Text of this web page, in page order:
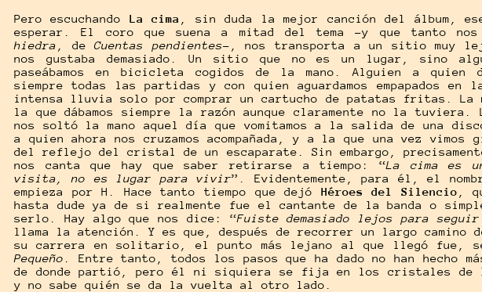
Pero escuchando La cima
, sin duda la mejor canción del álbum,
esperar. El coro que suena a mitad del tema -y que tanto
hiedra , deCuentas pendientes- , nos transporta a un sitio muy
nos gustaba demasiado. Un sitio que no es un lugar, sino
paseábamos en bicicleta cogidos de la mano. Alguien a quien
siempre todas las partidas y con quien aguardamos empapados en
intensa lluvia solo por comprar un cartucho de patatas fritas. La
la que dábamos siempre la razón aunque claramente no la tuviera.
nos soltó la mano aquel día que vomitamos a la salida de una
a quien ahora nos cruzamos acompañada, y a la que una vez vimos
del reflejo del cristal de un escaparate. Sin embargo,
nos canta que hay que saber retirarse a tiempo: “La cima es
visita, no es lugar para vivir”. Evidentemente, para él, el
empieza por H. Hace tanto tiempo que dejó Héroes del Silencio ,
hasta dude ya de si realmente fue el cantante de la banda o
serlo. Hay algo que nos dice: “Fuiste demasiado lejos para
llama la atención. Y es que, después de recorrer un largo camino
su carrera en solitario, el punto más lejano al que llegó fue,
Pequeño . Entre tanto, todos los pasos que ha dado no han hecho
de donde partió, pero él ni siquiera se fija en los cristales de
y no sabe quién se da la vuelta al otro lado.